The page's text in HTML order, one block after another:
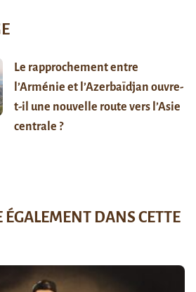
Le rapprochement entre
l’Arménie et l’Azerbaïdjan ouvre-
t-il une nouvelle route vers l’Asie
centrale ?
ÉGALEMENT DANS CETTE